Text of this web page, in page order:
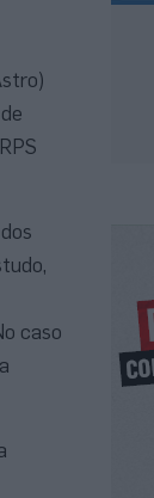
caso